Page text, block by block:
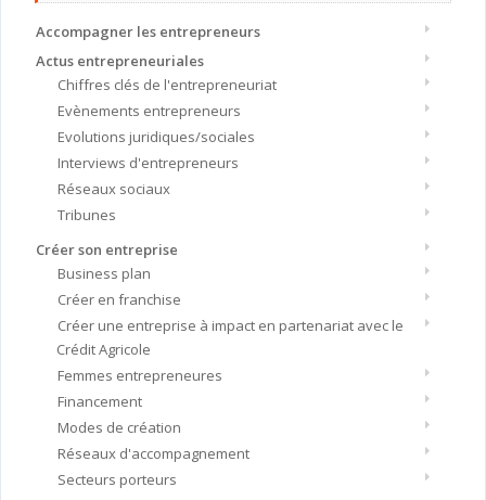
Accompagner les entrepreneurs
Actus entrepreneuriales
Chiffres clés de l'entrepreneuriat
Evènements entrepreneurs
Evolutions juridiques/sociales
Interviews d'entrepreneurs
Réseaux sociaux
Tribunes
Créer son entreprise
Business plan
Créer en franchise
Créer une entreprise à impact en partenariat avec le
Crédit Agricole
Femmes entrepreneures
Financement
Modes de création
Réseaux d'accompagnement
Secteurs porteurs